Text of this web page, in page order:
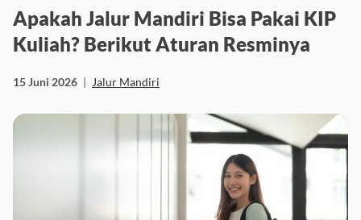
Apakah Jalur Mandiri Bisa Pakai KIP
Kuliah? Berikut Aturan Resminya
15 Juni 2026 | Jalur Mandiri